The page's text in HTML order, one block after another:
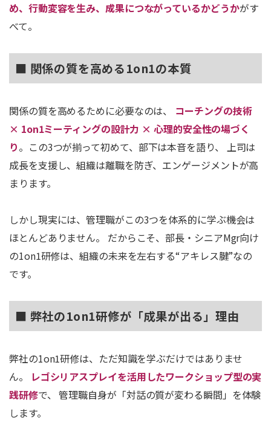
め、行動変容を生み、成果につながっているかどうかがす
べて。
■ 関係の質を高める1on1の本質
関係の質を高めるために必要なのは、 コーチングの技術
× 1on1ミーティングの設計力 × 心理的安全性の場づく
り。 この3つが揃って初めて、部下は本音を語り、 上司は
成長を支援し、組織は離職を防ぎ、エンゲージメントが高
まります。
しかし現実には、管理職がこの3つを体系的に学ぶ機会は
ほとんどありません。 だからこそ、部長・シニアMgr向け
の1on1研修は、組織の未来を左右する“アキレス腱”なの
です。
■ 弊社の1on1研修が「成果が出る」理由
弊社の1on1研修は、ただ知識を学ぶだけではありませ
ん。
レゴシリアスプレイを活用したワークショップ型の実
践研修で、 管理職自身が「対話の質が変わる瞬間」を体験
します。